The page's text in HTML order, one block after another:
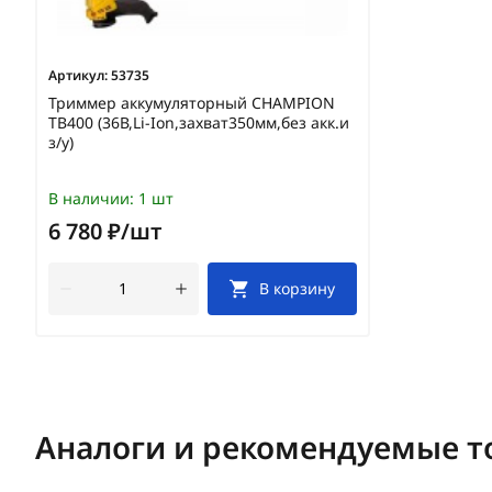
Артикул:53735
Триммер аккумуляторный CHAMPION
TB400 (36В,Li-Ion,захват350мм,без акк.и
з/у)
В наличии: 1 шт
6 780 ₽/шт
В корзину
Аналоги и рекомендуемые